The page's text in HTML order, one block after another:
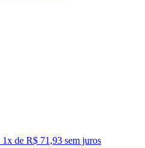
1x de R$ 71,93 sem juros